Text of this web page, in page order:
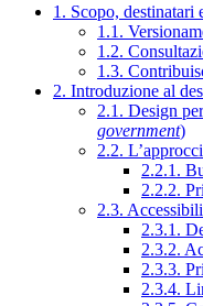
1. Scopo, destinatari
1.1.
1.2.
1.3.
2. Introduzione al
2.1. Design
government)
2.2.
2.2.1.
2.2.2.
2.3.
2.3.1.
2.3.2.
2.3.3.
2.3.4.